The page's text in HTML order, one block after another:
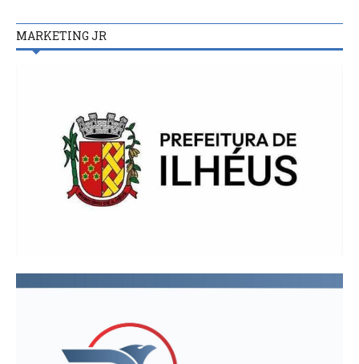
MARKETING JR